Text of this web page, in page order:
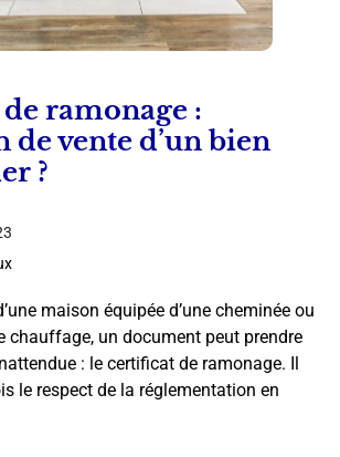
ramonage :
de vente d’un bien
?
maison équipée d’une cheminée ou
chauffage, un document peut prendre
: le certificat de ramonage. Il
le respect de la réglementation en